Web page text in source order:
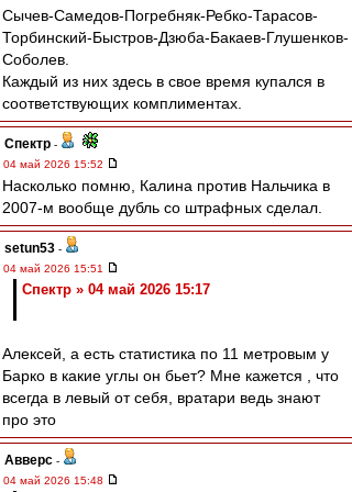
Сычев-Самедов-Погребняк-Ребко-Тарасов-
Торбинский-Быстров-Дзюба-Бакаев-Глушенков-
Соболев.
Каждый из них здесь в свое время купался в
соответствующих комплиментах.
Спектр -
04 май 2026 15:52
Насколько помню, Калина против Нальчика в
2007-м вообще дубль со штрафных сделал.
setun53 -
04 май 2026 15:51
Спектр » 04 май 2026 15:17
Алексей, а есть статистика по 11 метровым у
Барко в какие углы он бьет? Мне кажется , что
всегда в левый от себя, вратари ведь знают
про это
Авверс -
04 май 2026 15:48